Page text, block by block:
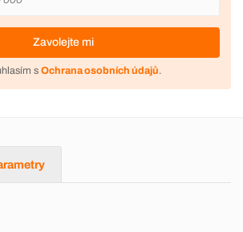
Zavolejte mi
s Ochrana osobních údajů.